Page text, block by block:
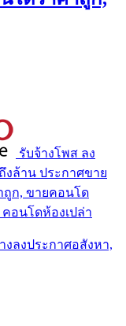
รับจ้างโพส ลง
งล้าน ประกาศขาย
ถูก, ขายคอนโด
อนโดห้องเปล่า
ลงประกาศอสังหา,